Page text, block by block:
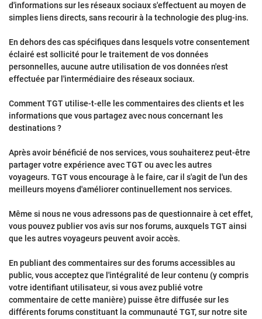
d'informations sur les réseaux sociaux s'effectuent au moyen de
simples liens directs, sans recourir à la technologie des plug-ins.
En dehors des cas spécifiques dans lesquels votre consentement
éclairé est sollicité pour le traitement de vos données
personnelles, aucune autre utilisation de vos données n'est
effectuée par l'intermédiaire des réseaux sociaux.
Comment TGT utilise-t-elle les commentaires des clients et les
informations que vous partagez avec nous concernant les
destinations ?
Après avoir bénéficié de nos services, vous souhaiterez peut-être
partager votre expérience avec TGT ou avec les autres
voyageurs. TGT vous encourage à le faire, car il s'agit de l'un des
meilleurs moyens d'améliorer continuellement nos services.
Même si nous ne vous adressons pas de questionnaire à cet effet,
vous pouvez publier vos avis sur nos forums, auxquels TGT ainsi
que les autres voyageurs peuvent avoir accès.
En publiant des commentaires sur des forums accessibles au
public, vous acceptez que l'intégralité de leur contenu (y compris
votre identifiant utilisateur, si vous avez publié votre
commentaire de cette manière) puisse être diffusée sur les
différents forums constituant la communauté TGT, sur notre site